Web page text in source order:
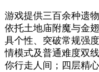
游戏提供三百余种遗
依托土地庙附魔与金
具个性、突破常规强
情模式及普通难度双
你行走人间；四层精